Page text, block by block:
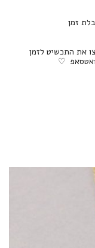
זמן
את התכשיט לזמן
♡